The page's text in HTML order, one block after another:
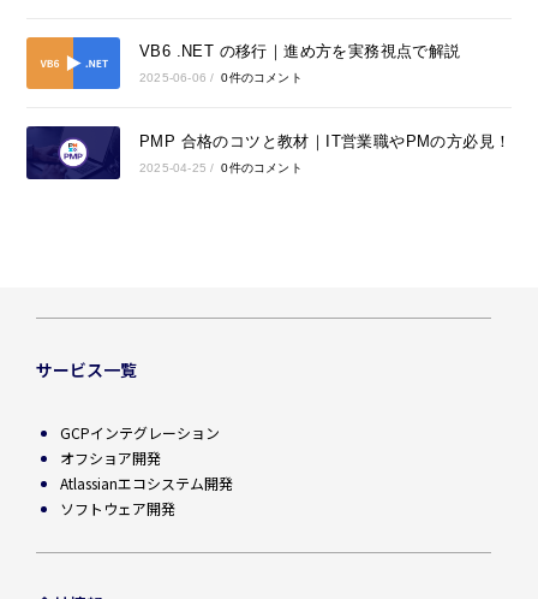
VB6 .NET の移行｜進め方を実務視点で解説
2025-06-06 / 0件のコメント
PMP 合格のコツと教材｜IT営業職やPMの方必見！
2025-04-25 / 0件のコメント
サービス一覧
GCPインテグレーション
オフショア開発
Atlassianエコシステム開発
ソフトウェア開発